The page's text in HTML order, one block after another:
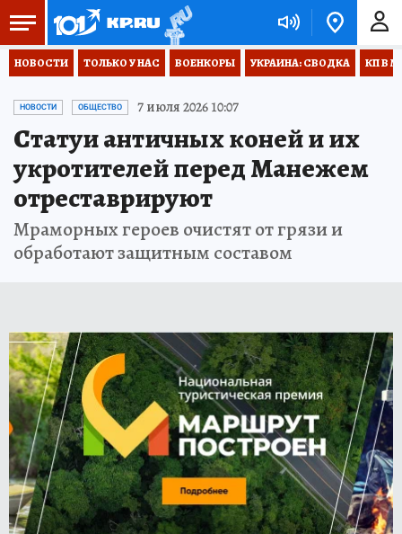
НОВОСТИ ТОЛЬКО У НАС ВОЕНКОРЫ УКРАИНА: СВОДКА КП В
НОВОСТИ ОБЩЕСТВО 7 июля 2026 10:07
Статуи античных коней и их
укротителей перед Манежем
отреставрируют
Мраморных героев очистят от грязи и
обработают защитным составом